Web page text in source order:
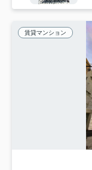
賃貸マンション